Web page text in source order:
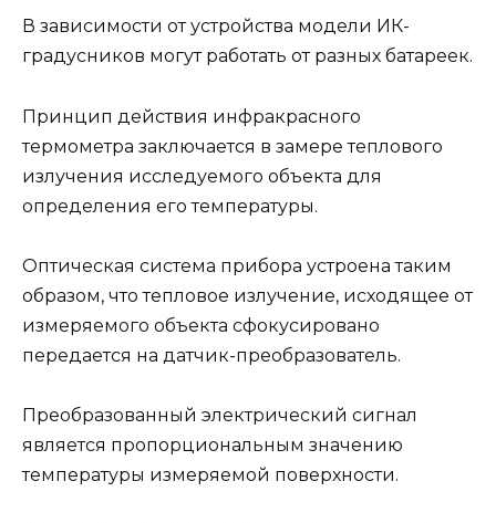
В зависимости от устройства модели ИК-
градусников могут работать от разных батареек.
Принцип действия инфракрасного
термометра заключается в замере теплового
излучения исследуемого объекта для
определения его температуры.
Оптическая система прибора устроена таким
образом, что тепловое излучение, исходящее от
измеряемого объекта сфокусировано
передается на датчик-преобразователь.
Преобразованный электрический сигнал
является пропорциональным значению
температуры измеряемой поверхности.